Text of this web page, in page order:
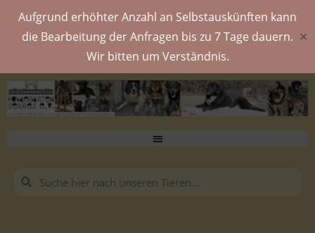
Aufgrund erhöhter Anzahl an Selbstauskünften kann
die Bearbeitung der Anfragen bis zu 7 Tage dauern.
Wir bitten um Verständnis.
✕